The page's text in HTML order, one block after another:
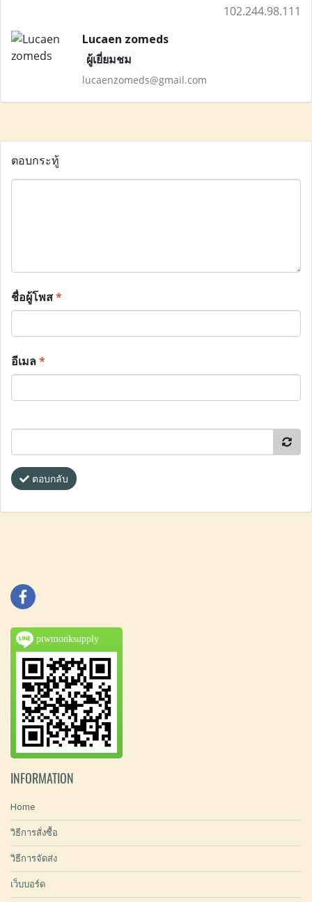
102.244.98.111
Lucaen zomeds
ผู้เยี่ยมชม
lucaenzomeds@gmail.com
ตอบกระทู้
ชื่อผู้โพส*
อีเมล*
ตอบกลับ
ptwmonksupply
INFORMATION
Home
วิธีการสั่งซื้อ
วิธีการจัดส่ง
เว็บบอร์ด